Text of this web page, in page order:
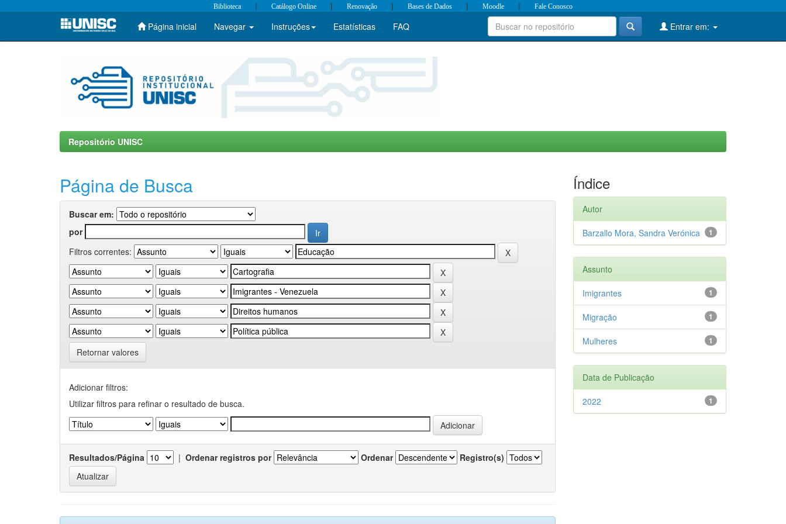
Skip
Biblioteca | Catálogo Online | Renovação | Bases de Dados | Moodle | Fale Conosco
Página inicial Navegar Instruções Estatísticas FAQ Entrar em:
Repositório UNISC
Página de Busca
Buscar em:
por
Filtros correntes:
Retornar valores
Adicionar filtros:
Utilizar filtros para refinar o resultado de busca.
Resultados/Página | Ordenar registros por Ordenar Registro(s)
Índice
Autor
1
Barzallo Mora, Sandra Verónica
Assunto
1
Imigrantes
1
Migração
1
Mulheres
Data de Publicação
1
2022